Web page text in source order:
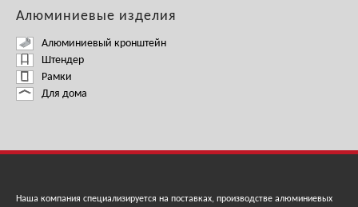
Алюминиевые изделия
Алюминиевый кронштейн
Штендер
Рамки
Для дома
Наша компания специализируется на поставках, производстве алюминиевых